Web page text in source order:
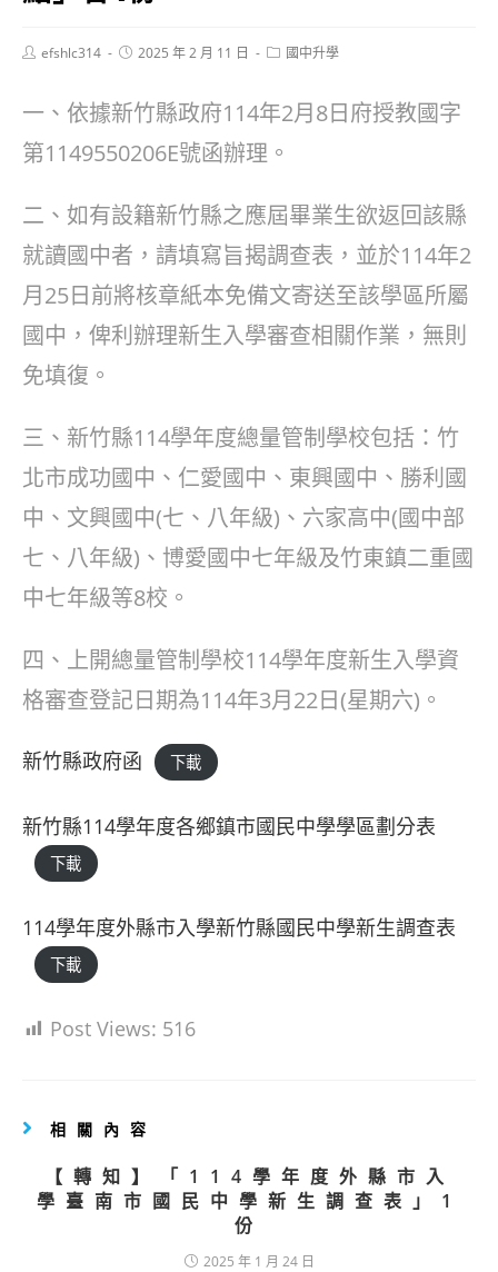
Postefshlc314
Post2025 年 2 月 11 日
Post國中升學
一、依據新竹縣政府114年2月8日府授教國字
第1149550206E號函辦理。
二、如有設籍新竹縣之應屆畢業生欲返回該縣
就讀國中者，請填寫旨揭調查表，並於114年2
月25日前將核章紙本免備文寄送至該學區所屬
國中，俾利辦理新生入學審查相關作業，無則
免填復。
三、新竹縣114學年度總量管制學校包括：竹
北市成功國中、仁愛國中、東興國中、勝利國
中、文興國中(七、八年級)、六家高中(國中部
七、八年級)、博愛國中七年級及竹東鎮二重國
中七年級等8校。
四、上開總量管制學校114學年度新生入學資
格審查登記日期為114年3月22日(星期六)。
新竹縣政府函 下載
新竹縣114學年度各鄉鎮市國民中學學區劃分表
下載
114學年度外縣市入學新竹縣國民中學新生調查表
下載
Post Views: 516
相關內容
【轉知】「114學年度外縣市入
學臺南市國民中學新生調查表」1
份
2025 年 1 月 24 日